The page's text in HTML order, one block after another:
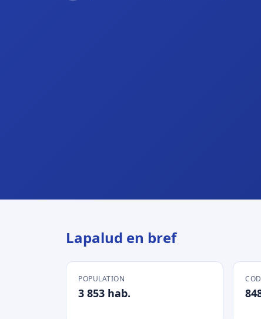
Lapalud en bref
POPULATION
3 853 hab.